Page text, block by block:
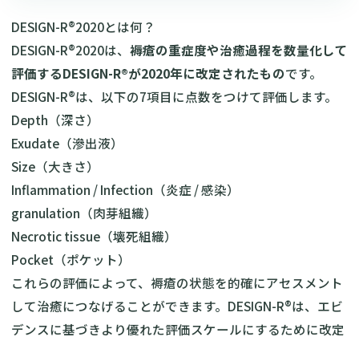
DESIGN-R®2020とは何？
DESIGN-R®2020は、 褥瘡の重症度や治癒過程を数量化して
評価するDESIGN-R®が2020年に改定されたものです。
DESIGN-R®は、以下の7項目に点数をつけて評価します。
Depth（深さ）
Exudate（滲出液）
Size（大きさ）
Inflammation / Infection（炎症 / 感染）
granulation（肉芽組織）
Necrotic tissue（壊死組織）
Pocket（ポケット）
これらの評価によって、褥瘡の状態を的確にアセスメント
して治癒につなげることができます。DESIGN-R®は、エビ
デンスに基づきより優れた評価スケールにするために改定